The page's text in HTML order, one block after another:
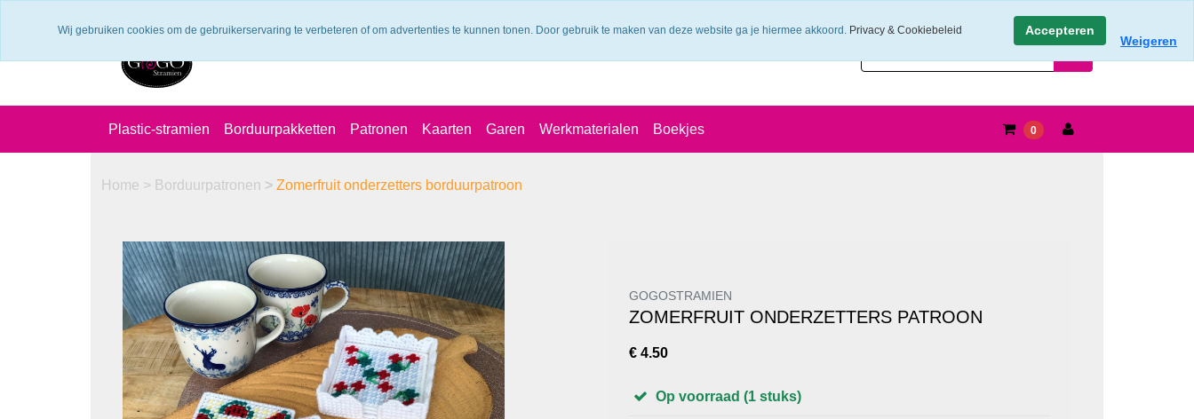
Plastic-stramien Borduurpakketten Patronen Kaarten Garen Werkmaterialen Boekjes 0
Home > Borduurpatronen > Zomerfruit onderzetters borduurpatroon
GOGOSTRAMIEN
ZOMERFRUIT ONDERZETTERS PATROON
€ 4.50
Op voorraad (1 stuks)
Wij gebruiken cookies om de gebruikerservaring te verbeteren of om advertenties te kunnen tonen. Door gebruik te maken van deze website ga je hiermee akkoord. Privacy & Cookiebeleid Accepteren
Weigeren